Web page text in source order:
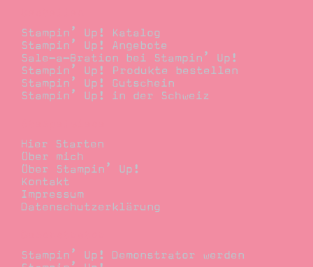
Stampin’ Up! Katalog
Stampin’ Up! Angebote
Sale-a-Bration bei Stampin’ Up!
Stampin’ Up! Produkte bestellen
Stampin’ Up! Gutschein
Stampin’ Up! in der Schweiz
Hier Starten
Über mich
Über Stampin’ Up!
Kontakt
Impressum
Datenschutzerklärung
Stampin’ Up! Demonstrator werden